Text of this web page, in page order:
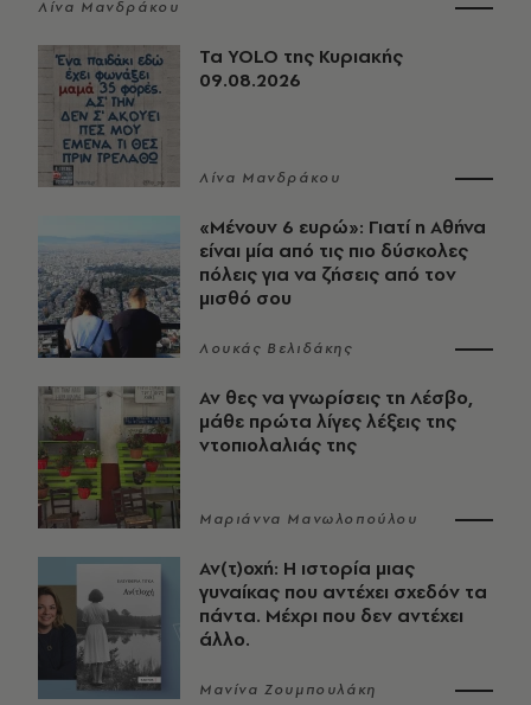
Λίνα Μανδράκου
Τα YOLO της Κυριακής
09.08.2026
Λίνα Μανδράκου
«Μένουν 6 ευρώ»: Γιατί η Αθήνα
είναι μία από τις πιο δύσκολες
πόλεις για να ζήσεις από τον
μισθό σου
Λουκάς Βελιδάκης
Αν θες να γνωρίσεις τη Λέσβο,
μάθε πρώτα λίγες λέξεις της
ντοπιολαλιάς της
Μαριάννα Μανωλοπούλου
Αν(τ)οχή: Η ιστορία μιας
γυναίκας που αντέχει σχεδόν τα
πάντα. Μέχρι που δεν αντέχει
άλλο.
Μανίνα Ζουμπουλάκη